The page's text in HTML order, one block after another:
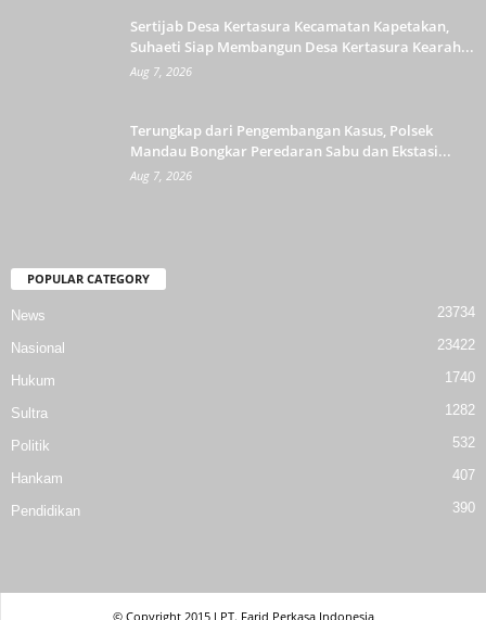
Sertijab Desa Kertasura Kecamatan Kapetakan,
Suhaeti Siap Membangun Desa Kertasura Kearah...
Aug 7, 2026
Terungkap dari Pengembangan Kasus, Polsek
Mandau Bongkar Peredaran Sabu dan Ekstasi...
Aug 7, 2026
POPULAR CATEGORY
News 23734
Nasional 23422
Hukum 1740
Sultra 1282
Politik 532
Hankam 407
Pendidikan 390
© Copyright 2015 l PT. Farid Perkasa Indonesia